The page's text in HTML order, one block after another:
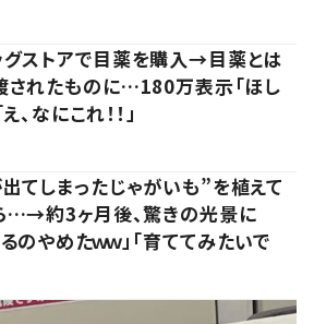
グストアで目薬を購入→目薬とは
されたものに…180万表示「ほし
え、なにこれ！！」
てしまったじゃがいも”を植えて
…→約3ヶ月後、驚きの光景に
のやめたｗｗ」「育ててみたいで